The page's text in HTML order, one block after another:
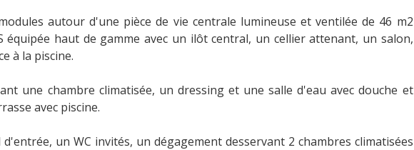
autour d'une pièce de vie centrale lumineuse et ventilée de 46 m2
équipée haut de gamme avec un ilôt central, un cellier attenant, un salon,
à la piscine.
une chambre climatisée, un dressing et une salle d'eau avec douche et
avec piscine.
un WC invités, un dégagement desservant 2 chambres climatisées